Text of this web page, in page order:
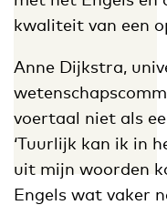
kwaliteit van een
Anne Dijkstra,
voertaal niet als
‘Tuurlijk kan ik in
uit mijn woorden
Engels wat vaker